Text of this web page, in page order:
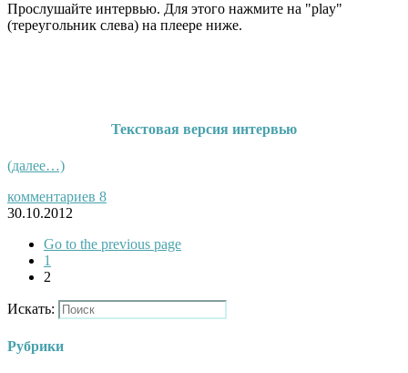
Прослушайте интервью. Для этого нажмите на "play"
(тереугольник слева) на плеере ниже.
Текстовая версия интервью
(далее…)
комментариев 8
30.10.2012
Go to the previous page
1
2
Искать:
Рубрики